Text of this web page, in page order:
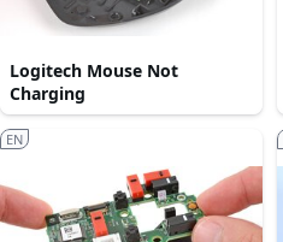
Logitech Mouse Not
Charging
EN